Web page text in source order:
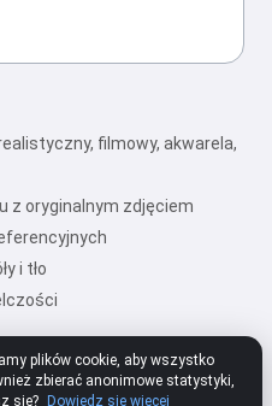
filmowy, akwarela,
z oryginalnym zdjęciem
i tło
Ustawienia Oceń
plików cookie, aby wszystko
zbierać anonimowe statystyki,
się?
Dowiedz się więcej